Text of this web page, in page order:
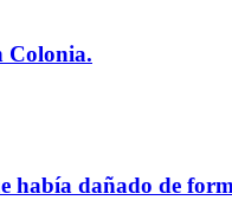
Colonia.
había dañado de